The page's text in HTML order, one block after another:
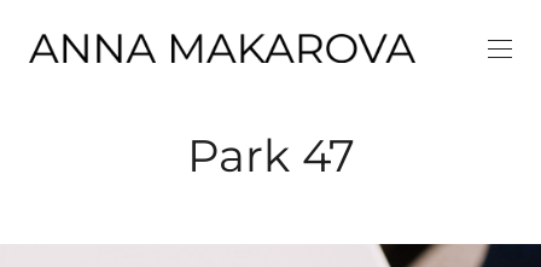
Park 47